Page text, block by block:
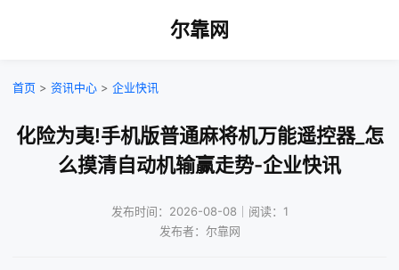
尔靠网
首页 > 资讯中心 > 企业快讯
化险为夷!手机版普通麻将机万能遥控器_怎
么摸清自动机输赢走势-企业快讯
发布时间：2026-08-08｜阅读：1
发布者：尔靠网